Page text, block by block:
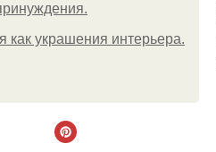
как украшения интерьера.